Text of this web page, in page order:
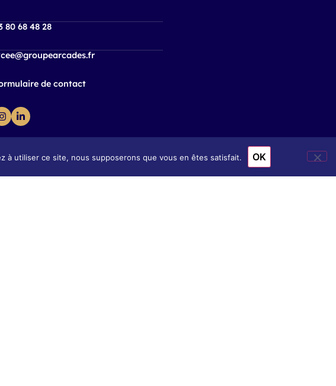
80 68 48 28
de contact
à utiliser ce site, nous supposerons que vous en êtes satisfait. OK